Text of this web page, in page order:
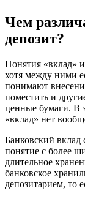
Чем
депозит?
Понятия «вклад»
хотя между ними
понимают
поместить и
ценные бумаги. В
«вклад» нет
Банковский вклад
понятие с более
длительное
банковское
депозитарием, то